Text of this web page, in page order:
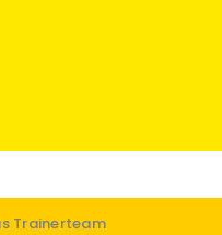
Trainerteam